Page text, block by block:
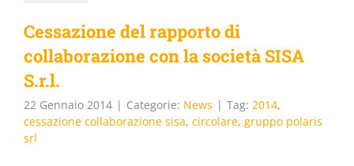
Cessazione del rapporto di
collaborazione con la società SISA
S.r.l.
22 Gennaio 2014 | Categorie: News | Tag: 2014,
cessazione collaborazione sisa, circolare, gruppo polaris
srl